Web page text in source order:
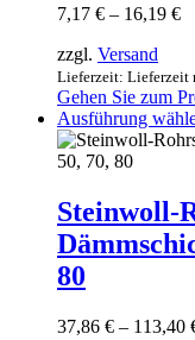
7,17 € – 16,19 €
zzgl. Versand
Lieferzeit: Lieferzeit
Gehen Sie zum
Ausführung
Steinwoll-
80
37,86 € – 113,40